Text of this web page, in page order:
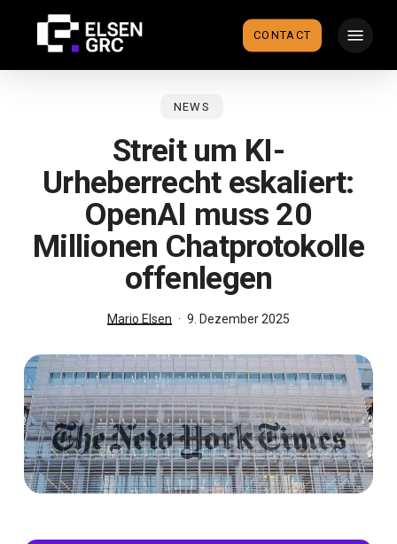
CONTACT
NEWS
Streit um KI-
Urheberrecht eskaliert:
OpenAI muss 20
Millionen Chatprotokolle
offenlegen
Mario Elsen 9. Dezember 2025